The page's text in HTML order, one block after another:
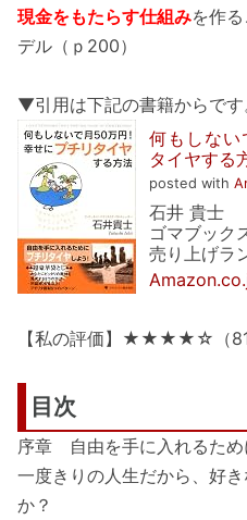
現金をもたらす仕組みを作
デル（ｐ200）
▼引用は下記の書籍からです
何もしない
タイヤする
posted with
石井 貴士
ゴマブック
売り上げラ
【私の評価】★★★★☆（81
目次
序章 自由を手に入れるた
一度きりの人生だから、好
か？